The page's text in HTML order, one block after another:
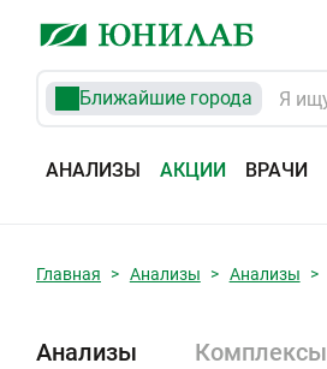
Ближайшие города
АНАЛИЗЫ АКЦИИ ВРАЧИ
Главная Анализы Анализы
Анализы Комплексы